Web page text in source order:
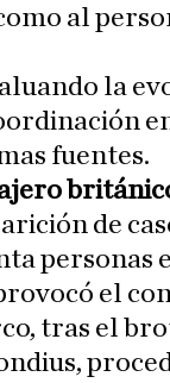
al
la
fuentes.
de
personas
el
tras el